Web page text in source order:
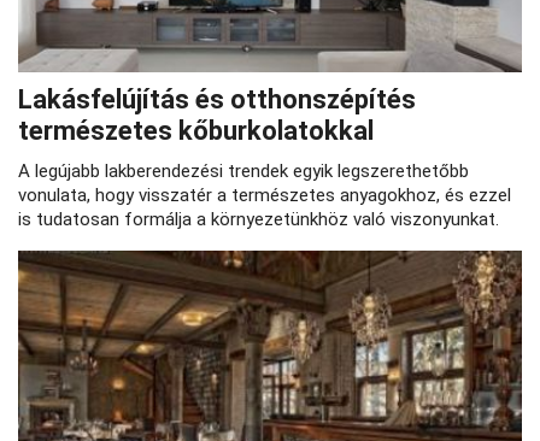
Lakásfelújítás és otthonszépítés
természetes kőburkolatokkal
A legújabb lakberendezési trendek egyik legszerethetőbb
vonulata, hogy visszatér a természetes anyagokhoz, és ezzel
is tudatosan formálja a környezetünkhöz való viszonyunkat.